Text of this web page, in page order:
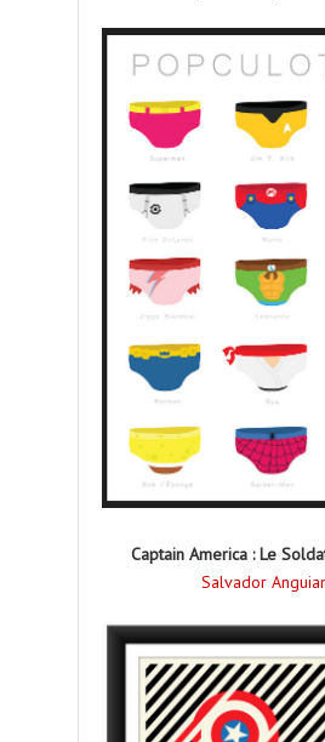
Captain America : Le
Salvador